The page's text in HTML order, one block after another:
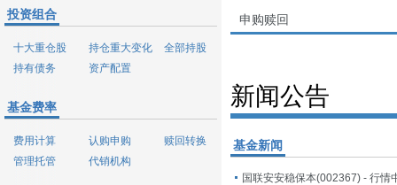
投资组合
十大重仓股 持仓重大变化
全部持股
持有债务
资产配置
基金费率
费用计算 认购申购
赎回转换
管理托管
代销机构
申购赎回
新闻公告
基金新闻
国联安安稳保本(002367) - 行情